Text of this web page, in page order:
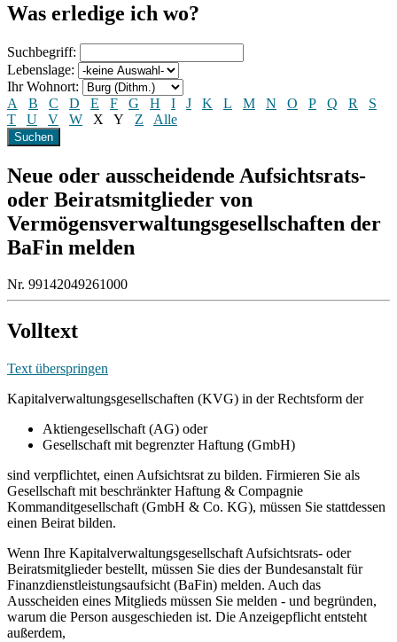
Was erledige ich wo?
Suchbegriff:
Lebenslage:
Ihr Wohnort:
A
B C D E F G H I J K L M N O P Q R
S
T
U V W X Y Z Alle
Neue oder ausscheidende Aufsichtsrats-
oder Beiratsmitglieder von
Vermögensverwaltungsgesellschaften der
BaFin melden
Nr. 99142049261000
Volltext
Text überspringen
Kapitalverwaltungsgesellschaften (KVG) in der Rechtsform der
Aktiengesellschaft (AG) oder
Gesellschaft mit begrenzter Haftung (GmbH)
sind verpflichtet, einen Aufsichtsrat zu bilden. Firmieren Sie als
Gesellschaft mit beschränkter Haftung & Compagnie
Kommanditgesellschaft (GmbH & Co. KG), müssen Sie stattdessen
einen Beirat bilden.
Wenn Ihre Kapitalverwaltungsgesellschaft Aufsichtsrats- oder
Beiratsmitglieder bestellt, müssen Sie dies der Bundesanstalt für
Finanzdienstleistungsaufsicht (BaFin) melden. Auch das
Ausscheiden eines Mitglieds müssen Sie melden - und begründen,
warum die Person ausgeschieden ist. Die Anzeigepflicht entsteht
außerdem,